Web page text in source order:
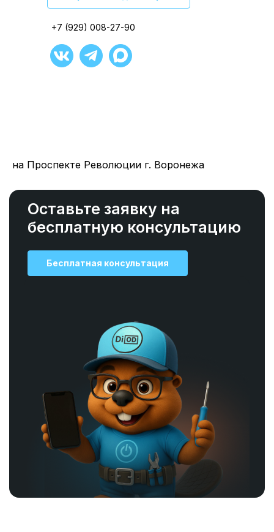
+7 (929) 008-27-90
+7 (929) 008-27-90
+7 (929) 008-27-90
+7 (929) 008-27-90
+7 (929) 008-27-90
на Проспекте Революции г. Воронежа
Оставьте заявку на
бесплатную консультацию
Бесплатная консультация